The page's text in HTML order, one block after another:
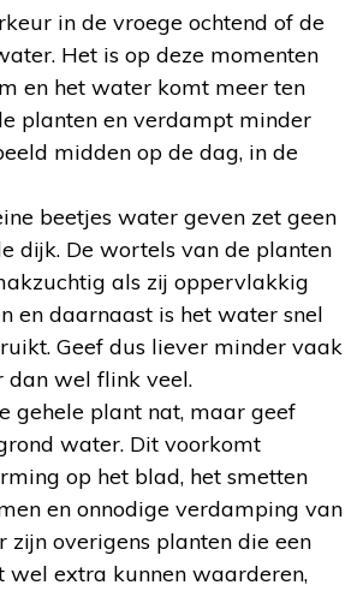
in de vroege ochtend of de
Het is op deze momenten
en het water komt meer ten
planten en verdampt minder
midden op de dag, in de
beetjes water geven zet geen
dijk. De wortels van de planten
als zij oppervlakkig
en daarnaast is het water snel
Geef dus liever minder vaak
dan wel flink veel.
gehele plant nat, maar geef
water. Dit voorkomt
op het blad, het smetten
en onnodige verdamping van
zijn overigens planten die een
wel extra kunnen waarderen,